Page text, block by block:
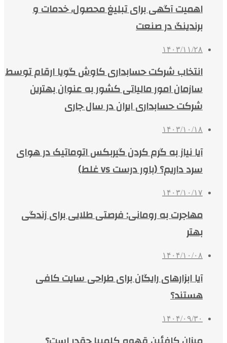
اهمیت آگهی برای تبلیغ محصول، خدمات و
برندینگ در صنعت
۱۴۰۳/۱۱/۲۸
انتخاب شرکت حسابداری کاوش گویا ارقام توسط
سازمان امور مالیاتی کشور به عنوان بهترین
شرکت حسابداری ایران در سال جاری
۱۴۰۳/۱۰/۱۸
آیا نیاز به گرم کردن گیربکس اتوماتیک در هوای
سرد داریم؟ (باور درست vs غلط)
۱۴۰۳/۱۰/۱۷
مهاجرت به رومانی: فرصتی طلایی برای زندگی
بهتر
۱۴۰۴/۱۰/۰۸
آیا ابزارهای رایگان برای طراحی سایت کافی
هستند؟
۱۴۰۴/۰۹/۳۰